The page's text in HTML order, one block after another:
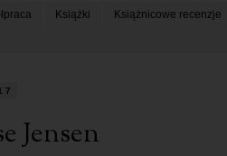
Książki Książnicowe recenzje
Jensen